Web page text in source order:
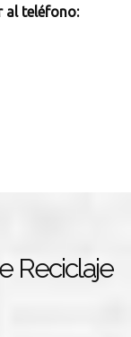
al teléfono:
Reciclaje